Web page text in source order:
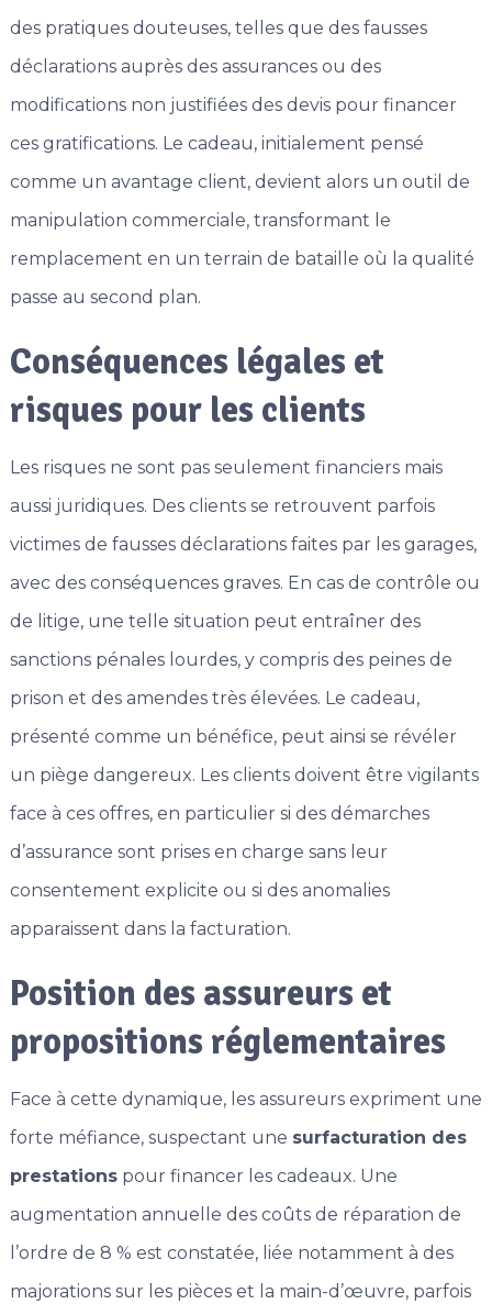
des pratiques douteuses, telles que des fausses
déclarations auprès des assurances ou des
modifications non justifiées des devis pour financer
ces gratifications. Le cadeau, initialement pensé
comme un avantage client, devient alors un outil de
manipulation commerciale, transformant le
remplacement en un terrain de bataille où la qualité
passe au second plan.
Conséquences légales et
risques pour les clients
Les risques ne sont pas seulement financiers mais
aussi juridiques. Des clients se retrouvent parfois
victimes de fausses déclarations faites par les garages,
avec des conséquences graves. En cas de contrôle ou
de litige, une telle situation peut entraîner des
sanctions pénales lourdes, y compris des peines de
prison et des amendes très élevées. Le cadeau,
présenté comme un bénéfice, peut ainsi se révéler
un piège dangereux. Les clients doivent être vigilants
face à ces offres, en particulier si des démarches
d’assurance sont prises en charge sans leur
consentement explicite ou si des anomalies
apparaissent dans la facturation.
Position des assureurs et
propositions réglementaires
Face à cette dynamique, les assureurs expriment une
forte méfiance, suspectant une surfacturation des
prestationspour financer les cadeaux. Une
augmentation annuelle des coûts de réparation de
l’ordre de 8 % est constatée, liée notamment à des
majorations sur les pièces et la main-d’œuvre, parfois